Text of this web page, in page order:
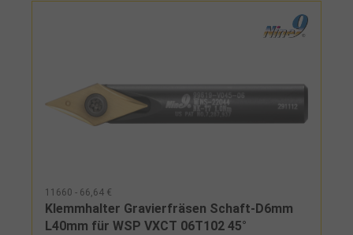
11660 - 66,64 €
Klemmhalter Gravierfräsen Schaft-D6mm
L40mm für WSP VXCT 06T102 45°